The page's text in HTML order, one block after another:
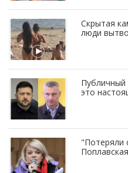
Скрытая
люди
Публичный
это
"Потеряли